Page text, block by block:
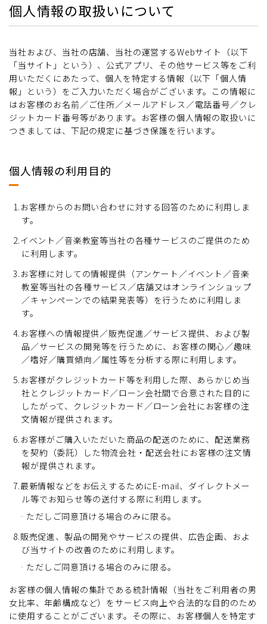
個人情報の取扱いについて
当社および、当社の店舗、当社の運営するWebサイト（以下
「当サイト」という）、公式アプリ、その他サービス等をご利
用いただくにあたって、個人を特定する情報（以下「個人情
報」という）をご入力いただく場合がございます。この情報に
はお客様のお名前／ご住所／メールアドレス／電話番号／クレ
ジットカード番号等があります。お客様の個人情報の取扱いに
つきましては、下記の規定に基づき保護を行います。
個人情報の利用目的
1.お客様からのお問い合わせに対する回答のために利用しま
す。
2.イベント／音楽教室等当社の各種サービスのご提供のため
に利用します。
3.お客様に対しての情報提供（アンケート／イベント／音楽
教室等当社の各種サービス／店舗又はオンラインショップ
／キャンペーンでの結果発表等）を行うために利用しま
す。
4.お客様への情報提供／販売促進／サービス提供、および製
品／サービスの開発等を行うために、お客様の関心／趣味
／嗜好／購買傾向／属性等を分析する際に利用します。
5.お客様がクレジットカード等を利用した際、あらかじめ当
社とクレジットカード／ローン会社間で合意された目的に
したがって、クレジットカード／ローン会社にお客様の注
文情報が提供されます。
6.お客様がご購入いただいた商品の配送のために、配送業務
を契約（委託）した物流会社・配送会社にお客様の注文情
報が提供されます。
7.最新情報などをお伝えするためにE-mail、ダイレクトメー
ル等でお知らせ等の送付する際に利用します。
ただしご同意頂ける場合のみに限る。
8.販売促進、製品の開発やサービスの提供、広告企画、およ
び当サイトの改善のために利用します。
ただしご同意頂ける場合のみに限る。
お客様の個人情報の集計である統計情報（当社をご利用者の男
女比率、年齢構成など）をサービス向上や合法的な目的のため
に使用することがございます。その際に、お客様個人を特定す